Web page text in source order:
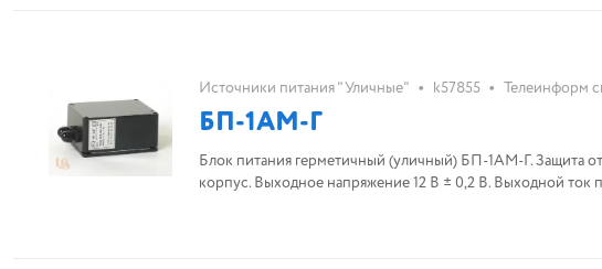
Источники питания "Уличные" • k57855 • Телеинформ
БП-1АМ-Г
Блок питания герметичный (уличный) БП-1АМ-Г. Защита